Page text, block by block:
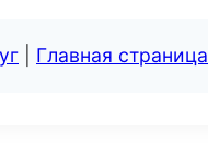
Главная страница